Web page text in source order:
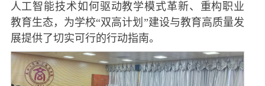
人工智能技术如何驱动教学模式革新、重构职业
教育生态，为学校“双高计划”建设与教育高质量发
展提供了切实可行的行动指南。